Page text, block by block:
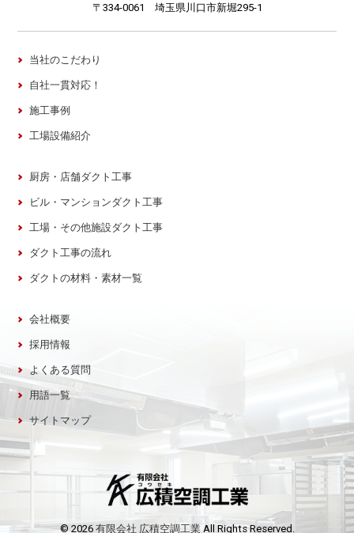
〒334-0061 埼玉県川口市新堀295-1
当社のこだわり
自社一貫対応！
施工事例
工場設備紹介
厨房・店舗ダクト工事
ビル・マンションダクト工事
工場・その他施設ダクト工事
ダクト工事の流れ
ダクトの材料・素材一覧
会社概要
採用情報
よくある質問
用語一覧
サイトマップ
© 2026 有限会社 広積空調工業All Rights Reserved.